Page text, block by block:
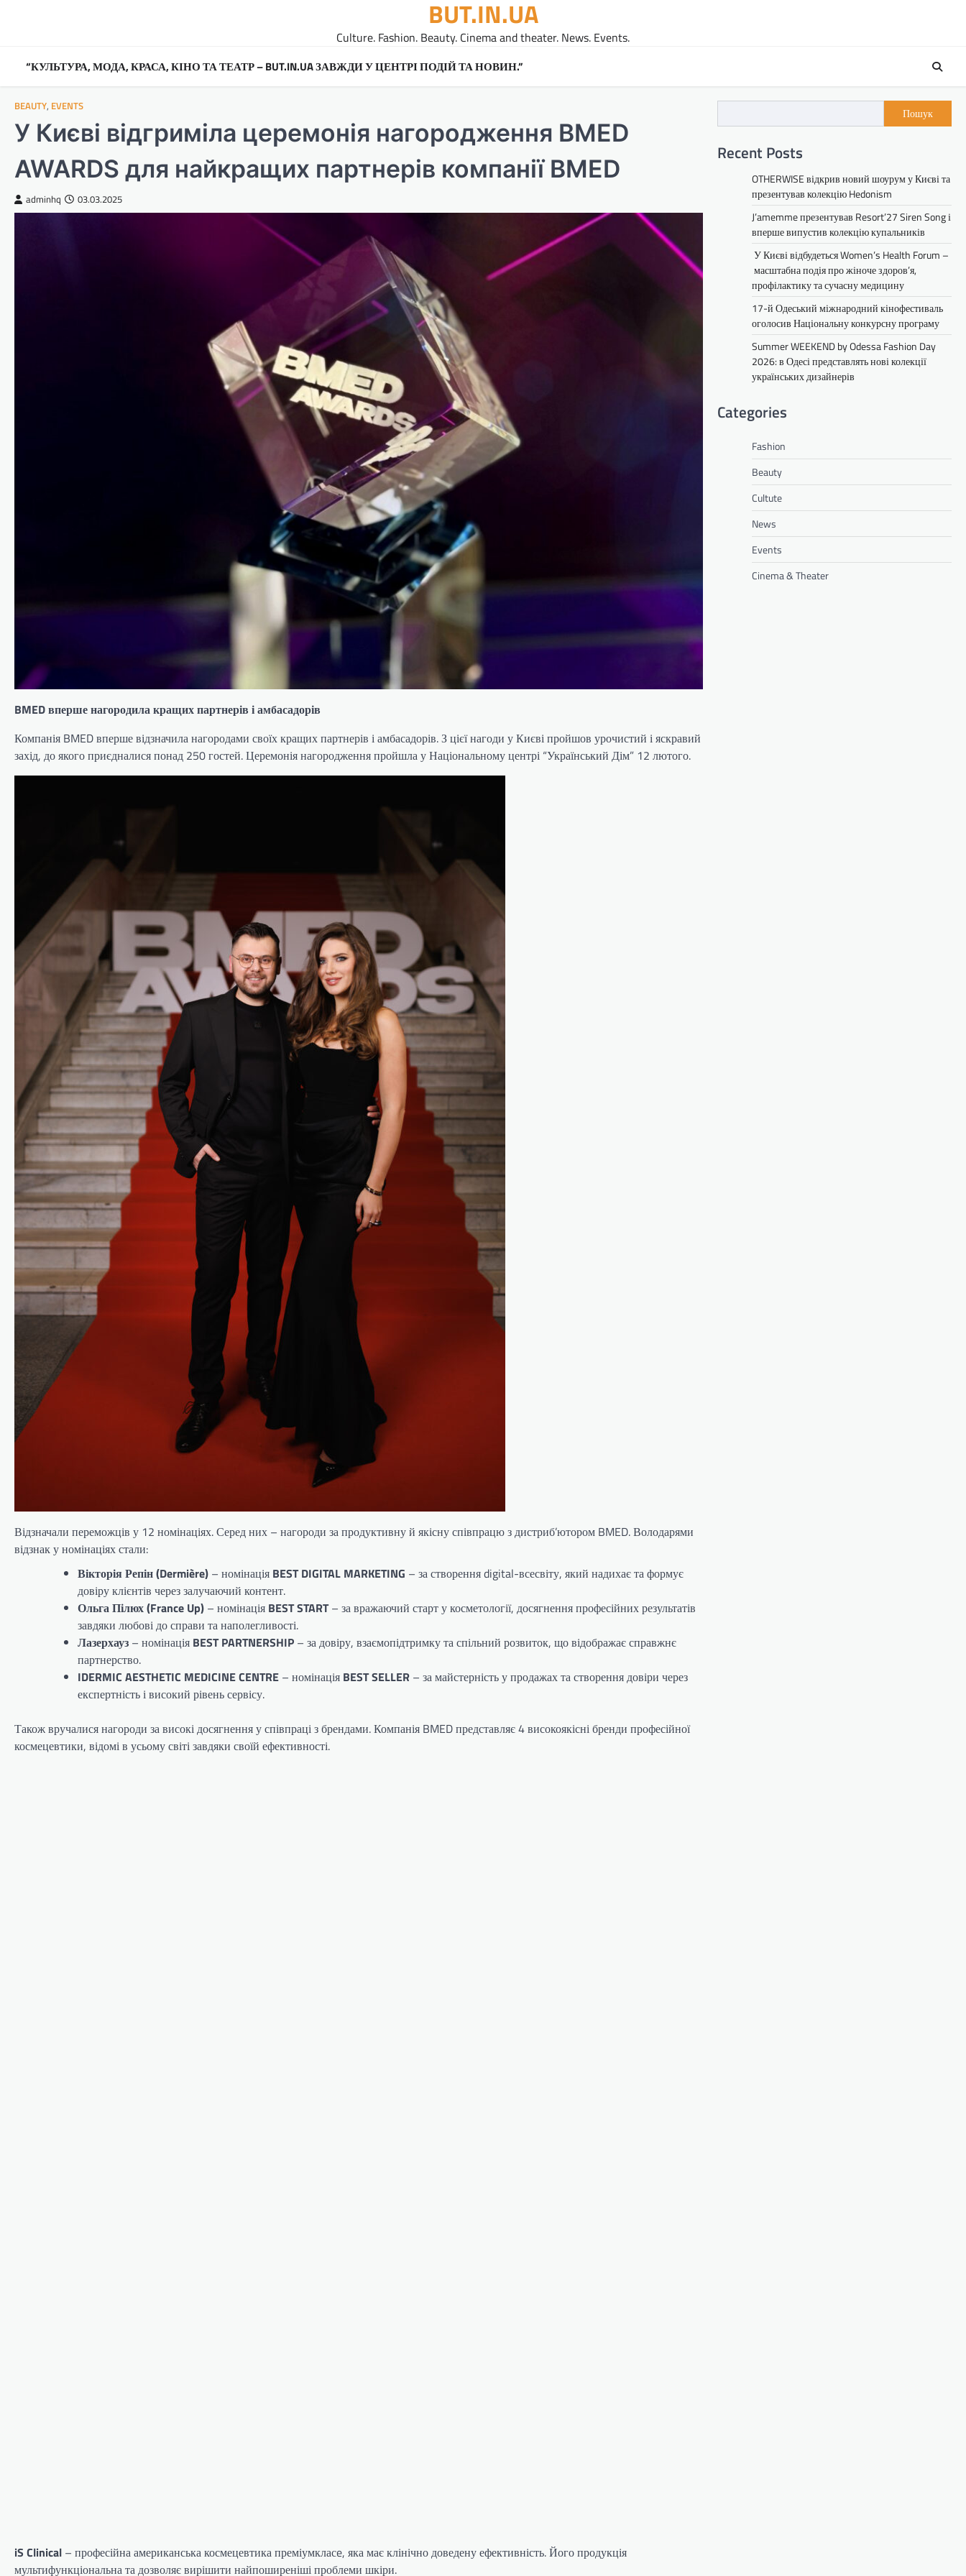
BUT.IN.UA
Culture. Fashion. Beauty. Cinema and theater. News. Events.
“КУЛЬТУРА, МОДА, КРАСА, КІНО ТА ТЕАТР – BUT.IN.UA ЗАВЖДИ У ЦЕНТРІ ПОДІЙ ТА НОВИН.”
BEAUTY, EVENTS
У Києві відгриміла церемонія нагородження BMED
AWARDS для найкращих партнерів компанії BMED
adminhq 03.03.2025
BMED вперше нагородила кращих партнерів і амбасадорів
Компанія BMED вперше відзначила нагородами своїх кращих партнерів і амбасадорів. З цієї нагоди у Києві пройшов урочистий і яскравий
захід, до якого приєдналися понад 250 гостей. Церемонія нагородження пройшла у Національному центрі “Український Дім” 12 лютого.
Відзначали переможців у 12 номінаціях. Серед них – нагороди за продуктивну й якісну співпрацю з дистриб’ютором BMED. Володарями
відзнак у номінаціях стали:
Вікторія Репін (Dermière) – номінація BEST DIGITAL MARKETING – за створення digital-всесвіту, який надихає та формує
довіру клієнтів через залучаючий контент.
Ольга Пілюх (France Up) – номінація BEST START– за вражаючий старт у косметології, досягнення професійних результатів
завдяки любові до справи та наполегливості.
Лазерхауз – номінація BEST PARTNERSHIP – за довіру, взаємопідтримку та спільний розвиток, що відображає справжнє
партнерство.
IDERMIC AESTHETIC MEDICINE CENTRE – номінація BEST SELLER – за майстерність у продажах та створення довіри через
експертність і високий рівень сервісу.
Також вручалися нагороди за високі досягнення у співпраці з брендами. Компанія BMED представляє 4 високоякісні бренди професійної
космецевтики, відомі в усьому світі завдяки своїй ефективності.
iS Clinical – професійна американська космецевтика преміумкласe, яка має клінічно доведену ефективність. Його продукція
мультифункціональна та дозволяє вирішити найпоширеніші проблеми шкіри.
Пошук
Recent Posts
OTHERWISE відкрив новий шоурум у Києві та
презентував колекцію Hedonism
J’amemme презентував Resort’27 Siren Song і
вперше випустив колекцію купальників
У Києві відбудеться Women’s Health Forum –
масштабна подія про жіноче здоров’я,
профілактику та сучасну медицину
17-й Одеський міжнародний кінофестиваль
оголосив Національну конкурсну програму
Summer WEEKEND by Odessa Fashion Day
2026: в Одесі представлять нові колекції
українських дизайнерів
Categories
Fashion
Beauty
Cultute
News
Events
Cinema & Theater